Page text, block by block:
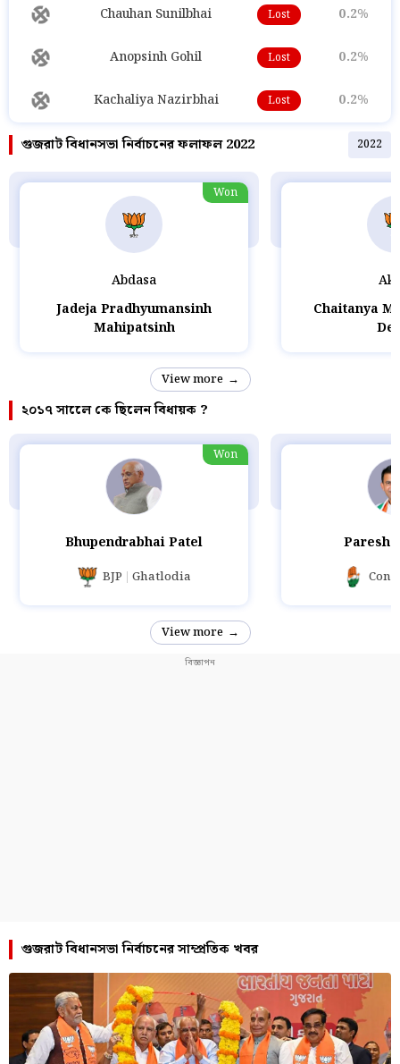
Chauhan Sunilbhai Lost 0.2%
Anopsinh Gohil Lost 0.2%
Kachaliya Nazirbhai Lost 0.2%
গুজরাট বিধানসভা নির্বাচনের ফলাফল 2022 2022
Abdasa
Jadeja Pradhyumansinh
Mahipatsinh
Won
Chaitanya
View more
২০১৭ সালেে কে ছিলেন বিধায়ক ?
Bhupendrabhai Patel
BJP Ghatlodia
Won
Paresh
Cong
View more
গুজরাট বিধানসভা নির্বাচনের সাম্প্রতিক খবর